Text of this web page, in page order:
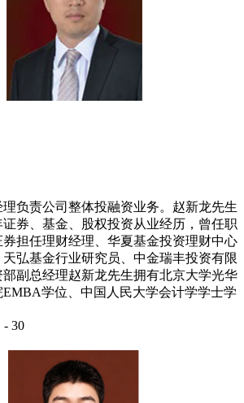
负责公司整体投融资业务。赵新龙先生
证券、基金、股权投资从业经历，曾任职
券担任理财经理、华夏基金投资理财中心
天弘基金行业研究员、中金瑞丰投资有限
部副总经理赵新龙先生拥有北京大学光华
EMBA学位、中国人民大学会计学学士学
- 30